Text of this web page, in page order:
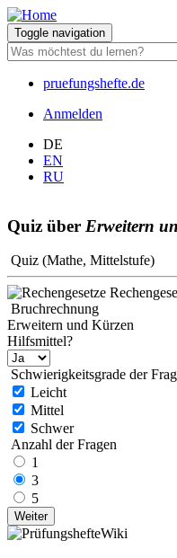
Direkt
zum
Inhalt
Toggle navigation
Hauptnavigation
pruefungshefte.de
Benutzermenü
Anmelden
DE
EN
RU
Quiz über Erweitern
Quiz (Mathe, Mittelstufe)
Bruchrechnung
Erweitern und Kürzen
Hilfsmittel?
Schwierigkeitsgrade der
Leicht
Mittel
Schwer
Anzahl der Fragen
1
3
5